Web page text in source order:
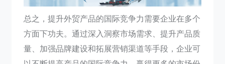
总之，提升外贸产品的国际竞争力需要企业在多个
方面下功夫。通过深入洞察市场需求、提升产品质
量、加强品牌建设和拓展营销渠道等手段，企业可